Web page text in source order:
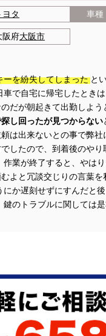
ヨタ 車種
阪府大阪市
ーを紛失してしまった と
で自宅に帰宅したとき
だが朝起きて出勤しよう
し回ったが見つからない
は出来ないとの事で弊社
したので、到着後のやり
作業が終了すると、やは
よと冗談交じりの言葉
か遅刻せずにすんだと
のトラブルに関しては是